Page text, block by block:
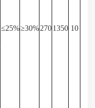
≤25%≥30% 270 1350 10